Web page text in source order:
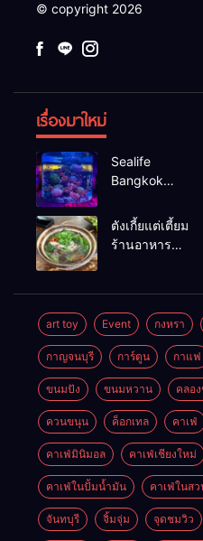
© copyright 2026
เรื่องมาใหม่
Sealife
Bangkok
แบงค์คอก
ตังเกี้ยแต่เตี้ยม
ร้านอาหาร
art toy Event กงหรา
กาญจนบุรี การ์ตูน กาแฟ
ขนมปัง ขนมหวาน คลอ
ควนขนุน ค็อกเทล คาเฟ่
คาเฟ่มินิมอล คาเฟ่เชียงใหม่
คาเฟ่ในปั้มน้ำมัน คาเฟ่ในส
จันทบุรี จิ้มจุ่ม จุดชมวิว